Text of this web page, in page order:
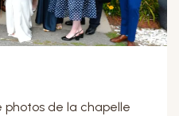
photos de la chapelle